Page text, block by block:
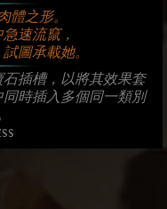
體之形。
速流竄，
圖承載她。
插槽，以將其效果套
時插入多個同一類別